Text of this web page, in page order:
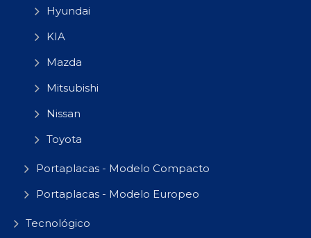
Hyundai
KIA
Mazda
Mitsubishi
Nissan
Toyota
Portaplacas - Modelo Compacto
Portaplacas - Modelo Europeo
Tecnológico